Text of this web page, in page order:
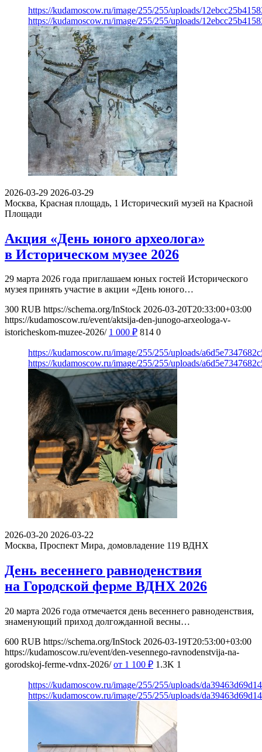
https://kudamoscow.ru/image/255/255/uploads/
https://kudamoscow.ru/image/255/255/uploads/
2026-03-29 2026-03-29
Москва, Красная площадь, 1 Исторический музей на Красной
Площади
Акция «День юного археолога»
в Историческом музее 2026
29 марта 2026 года приглашаем юных гостей Исторического
музея принять участие в акции «День юного…
300 RUB https://schema.org/InStock 2026-03-20T20:33:00+03:00
https://kudamoscow.ru/event/aktsija-den-junogo-arxeologa-v-
istoricheskom-muzee-2026/ 1 000 ₽ 814 0
https://kudamoscow.ru/image/255/255/uploads/
https://kudamoscow.ru/image/255/255/uploads/
2026-03-20 2026-03-22
Москва, Проспект Мира, домовладение 119 ВДНХ
День весеннего равноденствия
на Городской ферме ВДНХ 2026
20 марта 2026 года отмечается день весеннего равноденствия,
знаменующий приход долгожданной весны…
600 RUB https://schema.org/InStock 2026-03-19T20:53:00+03:00
https://kudamoscow.ru/event/den-vesennego-ravnodenstvija-na-
gorodskoj-ferme-vdnx-2026/ от 1 100 ₽ 1.3K 1
https://kudamoscow.ru/image/255/255/uploads/
https://kudamoscow.ru/image/255/255/uploads/